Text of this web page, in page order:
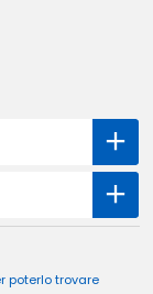
poterlo trovare